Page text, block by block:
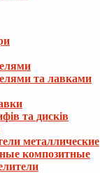
та лавками
та дисків
металлические
композитные